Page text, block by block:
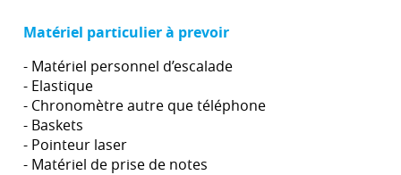
Matériel particulier à prevoir
- Matériel personnel d’escalade
- Elastique
- Chronomètre autre que téléphone
- Baskets
- Pointeur laser
- Matériel de prise de notes